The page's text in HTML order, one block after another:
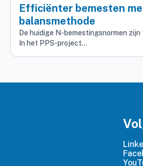
Efficiënter bemesten
balansmethode
De huidige N-bemestingsnormen
In het PPS-project…